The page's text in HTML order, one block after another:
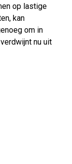
op lastige
kan
om in
nu uit